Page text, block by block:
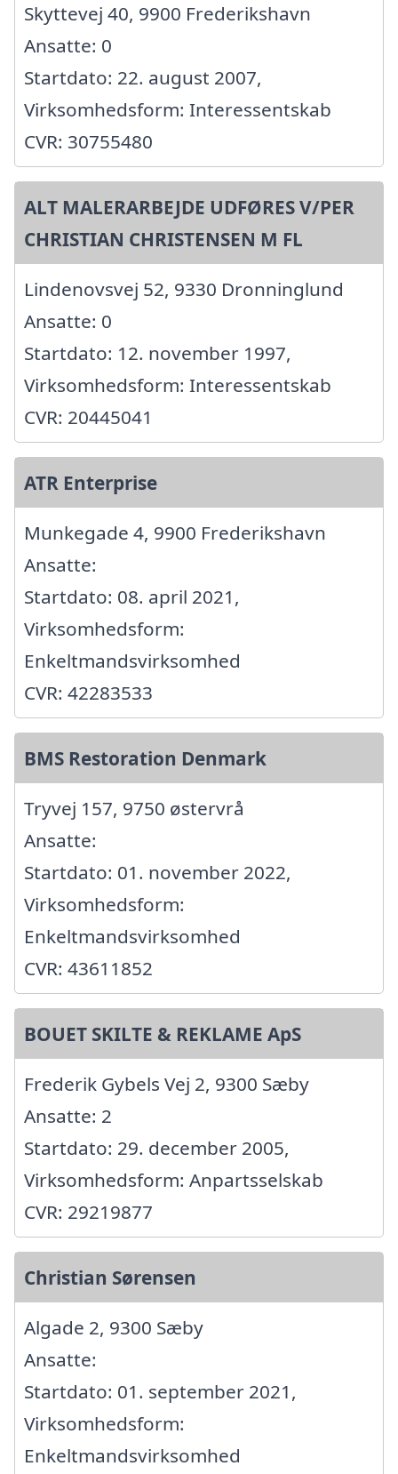
Skyttevej 40, 9900 Frederikshavn
Ansatte: 0
Startdato: 22. august 2007,
Virksomhedsform: Interessentskab
CVR: 30755480
ALT MALERARBEJDE UDFØRES V/PER
CHRISTIAN CHRISTENSEN M FL
Lindenovsvej 52, 9330 Dronninglund
Ansatte: 0
Startdato: 12. november 1997,
Virksomhedsform: Interessentskab
CVR: 20445041
ATR Enterprise
Munkegade 4, 9900 Frederikshavn
Ansatte:
Startdato: 08. april 2021,
Virksomhedsform:
Enkeltmandsvirksomhed
CVR: 42283533
BMS Restoration Denmark
Tryvej 157, 9750 østervrå
Ansatte:
Startdato: 01. november 2022,
Virksomhedsform:
Enkeltmandsvirksomhed
CVR: 43611852
BOUET SKILTE & REKLAME ApS
Frederik Gybels Vej 2, 9300 Sæby
Ansatte: 2
Startdato: 29. december 2005,
Virksomhedsform: Anpartsselskab
CVR: 29219877
Christian Sørensen
Algade 2, 9300 Sæby
Ansatte:
Startdato: 01. september 2021,
Virksomhedsform:
Enkeltmandsvirksomhed